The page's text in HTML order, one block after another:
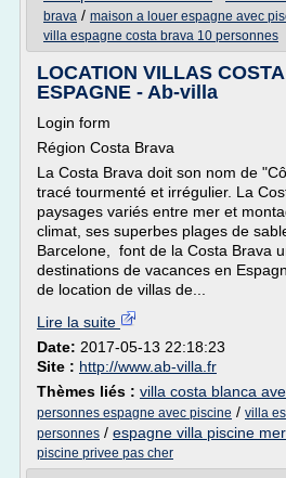
brava / maison a louer espagne avec
villa espagne costa brava 10 personnes
LOCATION VILLAS
ESPAGNE - Ab-villa
Login form
Région Costa Brava
La Costa Brava doit son nom de
tracé tourmenté et irrégulier. La
paysages variés entre mer et
climat, ses superbes plages de
Barcelone, font de la Costa Brava
destinations de vacances en
de location de villas de...
Lire la suite
Date: 2017-05-13 22:18:23
Site : http://www.ab-villa.fr
Thèmes liés : villa costa blanca
personnes espagne avec piscine / villa
personnes / espagne villa piscine mer
piscine privee pas cher